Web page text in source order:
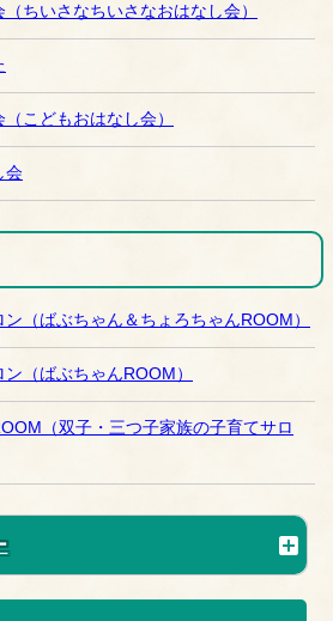
ちいさなちいさなおはなし会）
こどもおはなし会）
会
（ばぶちゃん＆ちょろちゃんROOM）
（ばぶちゃんROOM）
（双子・三つ子家族の子育てサロ